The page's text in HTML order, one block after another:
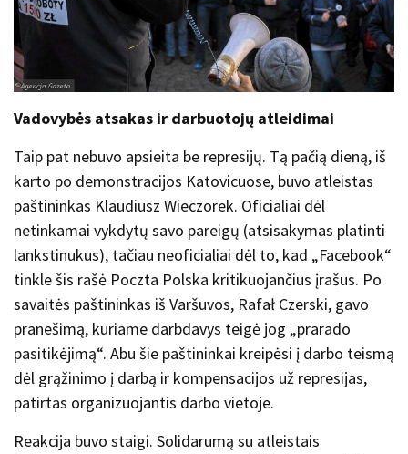
Vadovybės atsakas ir darbuotojų atleidimai
Taip pat nebuvo apsieita be represijų. Tą pačią dieną, iš
karto po demonstracijos Katovicuose, buvo atleistas
paštininkas Klaudiusz Wieczorek. Oficialiai dėl
netinkamai vykdytų savo pareigų (atsisakymas platinti
lankstinukus), tačiau neoficialiai dėl to, kad „Facebook“
tinkle šis rašė Poczta Polska kritikuojančius įrašus. Po
savaitės paštininkas iš Varšuvos, Rafał Czerski, gavo
pranešimą, kuriame darbdavys teigė jog „prarado
pasitikėjimą“. Abu šie paštininkai kreipėsi į darbo teismą
dėl grąžinimo į darbą ir kompensacijos už represijas,
patirtas organizuojantis darbo vietoje.
Reakcija buvo staigi. Solidarumą su atleistais